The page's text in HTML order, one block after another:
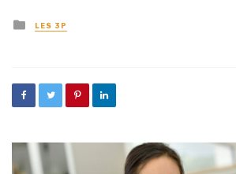
Posted in
LES 3P